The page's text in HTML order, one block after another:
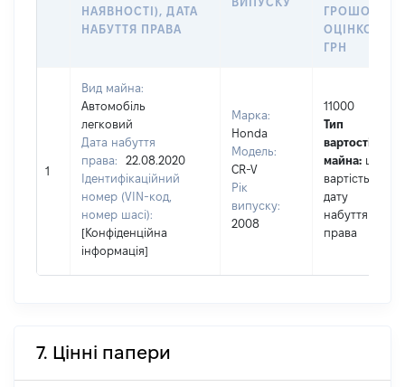
НАЯВНОСТІ), ДАТА
НАБУТТЯ ПРАВА
ГРОШОВОЮ
ОЦІНКОЮ,
ГРН
1
Вид майна:
Автомобіль
легковий
Дата набуття
права:
22.08.2020
Ідентифікаційний
номер (VIN-код,
номер шасі):
[Конфіденційна
інформація]
Марка:
Honda
Модель:
CR-V
Рік
випуску:
2008
11000
Тип
вартості
майна: це
вартість на
дату
набуття
права
7. Цінні папери